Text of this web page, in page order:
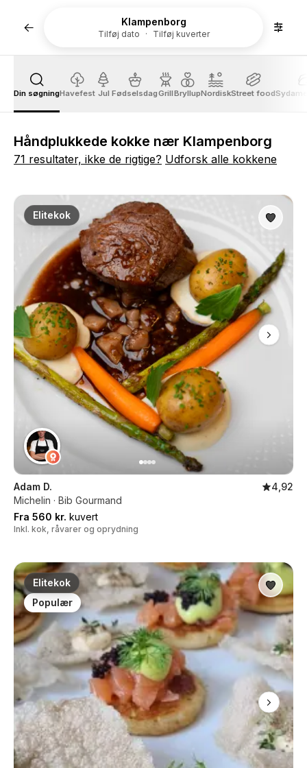
Klampenborg
Tilføj dato Tilføj kuverter
Din søgningHavefest Jul FødselsdagGrillBryllupNordiskStreet food
Håndplukkede kokke nær Klampenborg
71 resultater, ikke de rigtige? Udforsk alle kokkene
Elitekok
Adam D.
4,92
Michelin · Bib Gourmand
Fra 560 kr. kuvert
Inkl. kok, råvarer og oprydning
Elitekok
Populær